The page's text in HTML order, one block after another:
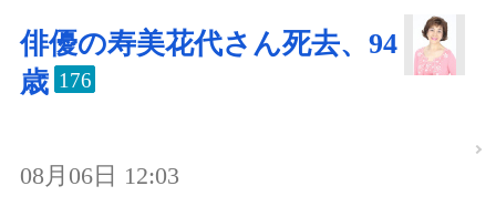
俳優の寿美花代さん死去、94
歳 176
08月06日 12:03